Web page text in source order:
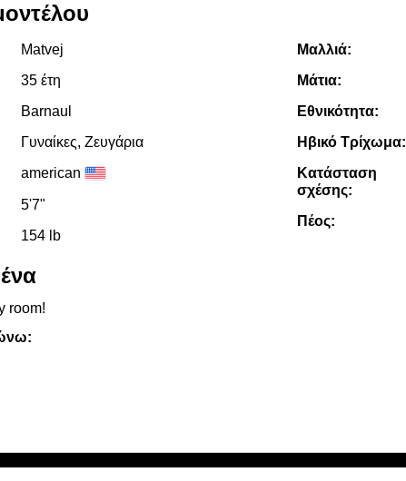
Matvej
35 έτη
Barnaul
Γυναίκες, Zευγάρια
american
5'7"
154 lb
Μαλλιά:
Μάτια:
Εθνικότητα:
Ηβικό Τρίχωμα:
Κατάσταση
σχέσης:
Πέος:
room!